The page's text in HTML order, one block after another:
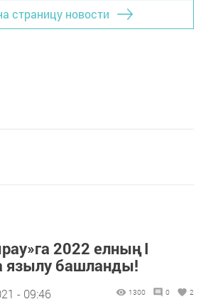
страницу новости
2022 елның I
язылу башланды!
- 09:46 1300 0 2